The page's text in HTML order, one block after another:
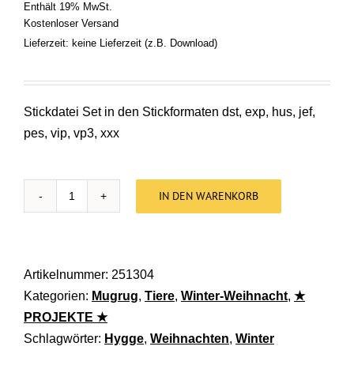
Enthält 19% MwSt.
Kostenloser Versand
Lieferzeit: keine Lieferzeit (z.B. Download)
Stickdatei Set in den Stickformaten dst, exp, hus, jef,
pes, vip, vp3, xxx
IN DEN WARENKORB
Artikelnummer: 251304
Kategorien: Mugrug, Tiere, Winter-Weihnacht, ★
PROJEKTE ★
Schlagwörter: Hygge, Weihnachten, Winter